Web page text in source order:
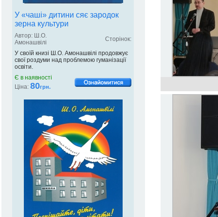
У «чаші» дитини сяє зародок
зерна культури
Автор: Ш.О.
Амонашвілі
Сторінок:
У своїй книзі Ш.О. Амонашвілі продовжує
свої роздуми над проблемою гуманізації
освіти.
Є в наявності
Ціна: 80грн.